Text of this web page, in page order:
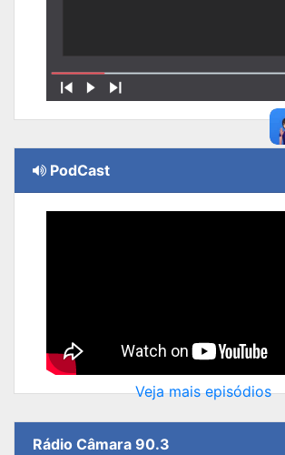
PodCast
Veja mais episódios
Rádio Câmara 90.3